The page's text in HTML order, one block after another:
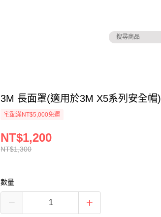
3M 長面罩(適用於3M X5系列安全帽)
宅配滿NT$5,000免運
NT$1,300
NT$1,200
數量